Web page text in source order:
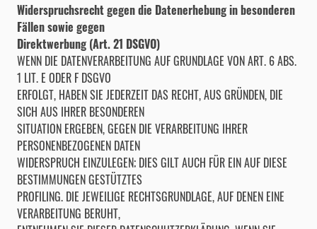
Widerspruchsrecht gegen die Datenerhebung in besonderen
Fällen sowie gegen
Direktwerbung (Art. 21 DSGVO)
WENN DIE DATENVERARBEITUNG AUF GRUNDLAGE VON ART. 6 ABS.
1 LIT. E ODER F DSGVO
ERFOLGT, HABEN SIE JEDERZEIT DAS RECHT, AUS GRÜNDEN, DIE
SICH AUS IHRER BESONDEREN
SITUATION ERGEBEN, GEGEN DIE VERARBEITUNG IHRER
PERSONENBEZOGENEN DATEN
WIDERSPRUCH EINZULEGEN; DIES GILT AUCH FÜR EIN AUF DIESE
BESTIMMUNGEN GESTÜTZTES
PROFILING. DIE JEWEILIGE RECHTSGRUNDLAGE, AUF DENEN EINE
VERARBEITUNG BERUHT,